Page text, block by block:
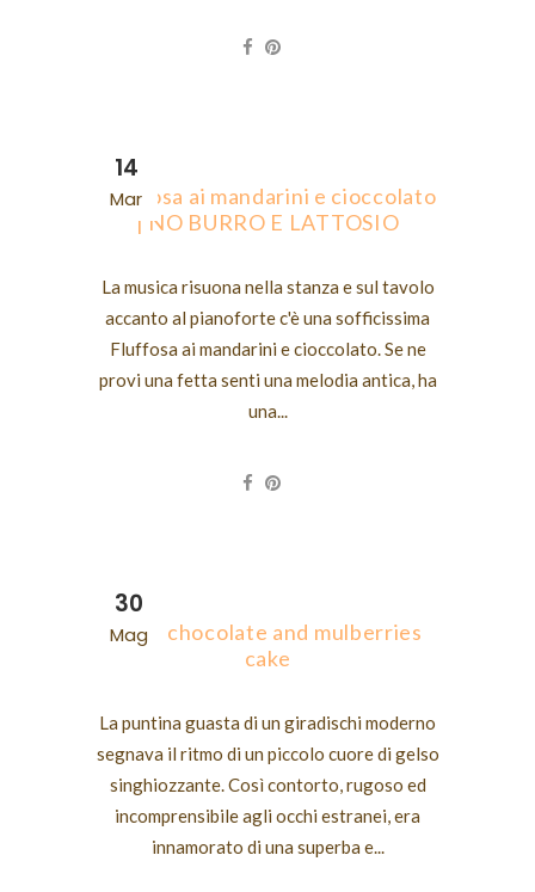
14
Mar
Fluffosa ai mandarini e cioccolato
| NO BURRO E LATTOSIO
La musica risuona nella stanza e sul tavolo
accanto al pianoforte c'è una sofficissima
Fluffosa ai mandarini e cioccolato. Se ne
provi una fetta senti una melodia antica, ha
una...
30
Mag
Chilli chocolate and mulberries
cake
La puntina guasta di un giradischi moderno
segnava il ritmo di un piccolo cuore di gelso
singhiozzante. Così contorto, rugoso ed
incomprensibile agli occhi estranei, era
innamorato di una superba e...